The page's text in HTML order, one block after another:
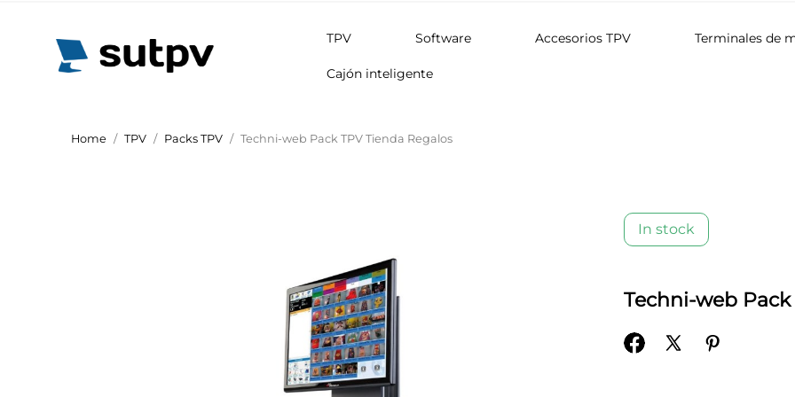
TPV Software Accesorios TPV Terminales de
Cajón inteligente
Home TPV Packs TPV Techni-web Pack TPV Tienda Regalos
In stock
Techni-web